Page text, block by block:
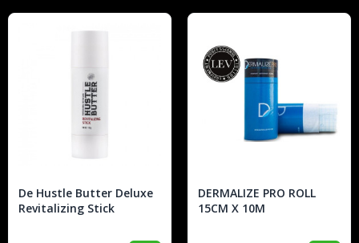
De Hustle Butter Deluxe
Revitalizing Stick
DERMALIZE PRO ROLL
15CM X 10M